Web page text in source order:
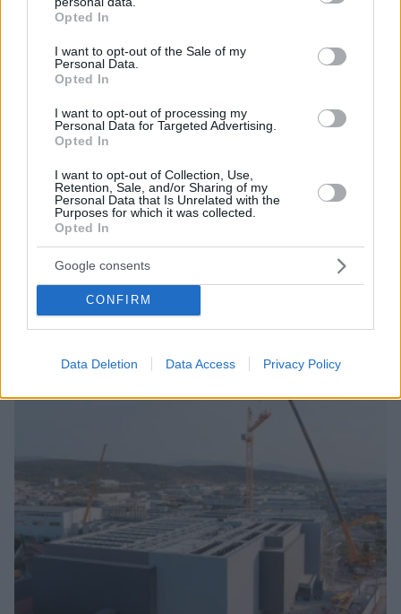
grant or deny consent to Google and its third-party tags to
use your data for below specified purposes in below Google
consent section.
Opted In
I want to opt-out of the Sale of my
Personal Data.
Opted In
I want to opt-out of processing my
Personal Data for Targeted Advertising.
Opted In
I want to opt-out of Collection, Use,
Retention, Sale, and/or Sharing of my
Personal Data that Is Unrelated with the
Purposes for which it was collected.
Opted In
Google consents
CONFIRM
Data Deletion Data Access Privacy Policy
Ο «Δράκος» του Λονδίνου: 40χρονος με
προβλήματα όρασης σκότωνε και βίαζε γυναίκες,
η αστυνομία τον είχε συλλάβει και τον άφησε
ελεύθερο